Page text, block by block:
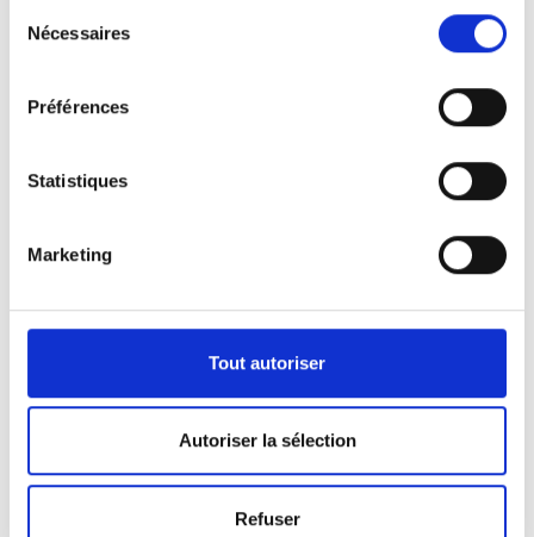
Nécessaires
Préférences
Statistiques
Marketing
Tout autoriser
Autoriser la sélection
Refuser
Pour répondre aux demandes de notre clientèle,
véhicules.
Que ça soit pour l’activité de pompes funèbres ou